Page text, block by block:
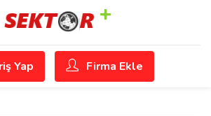
Yap Firma Ekle